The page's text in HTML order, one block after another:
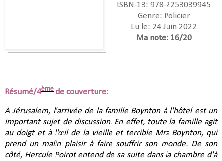
ISBN-13:‎ 978-2253039945
Genre: Policier
Lu le: 24 Juin 2022
Ma note: 16/20
Résumé/4ème de couverture:
À Jérusalem, l'arrivée de la famille Boynton à l'hôtel est un
important sujet de discussion. En effet, toute la famille agit
au doigt et à l'œil de la vieille et terrible Mrs Boynton, qui
prend un malin plaisir à faire souffrir son monde. De son
côté, Hercule Poirot entend de sa suite dans la chambre d'à